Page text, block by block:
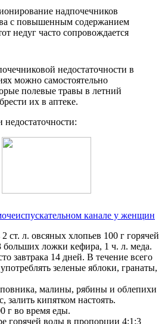
надпочечников
с повышенным содержанием
недуг часто сопровождается
недостаточности в
можно самостоятельно
полевые травы в летний
их в аптеке.
канале у женщин
ст. л. овсяных хлопьев 100 г горячей
больших ложки кефира, 1 ч. л. меда.
завтрака 14 дней. В течение всего
зеленые яблоки, гранаты,
малины, рябины и облепихи
залить кипятком настоять.
г во время еды.
горячей воды в пропорции 4:1:3